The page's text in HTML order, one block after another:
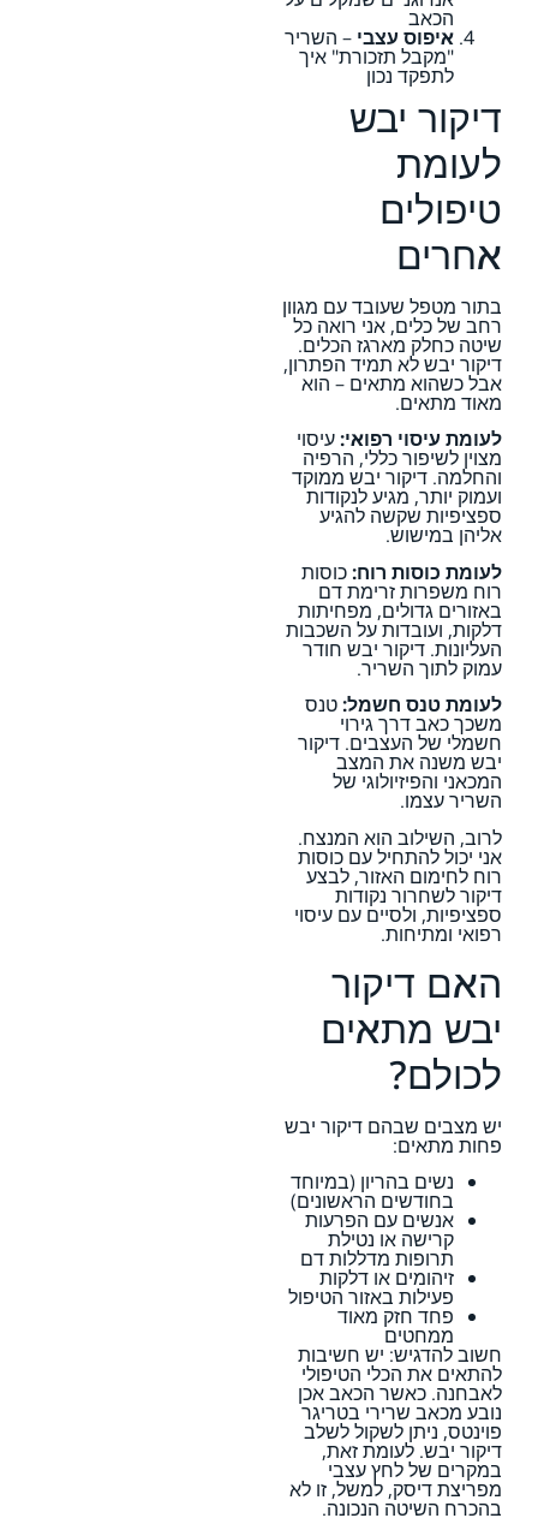
הכאב
איפוס עצבי – השריר
"מקבל תזכורת" איך
לתפקד נכון
דיקור יבש
לעומת
טיפולים
אחרים
בתור מטפל שעובד עם מגוון
רחב של כלים, אני רואה כל
שיטה כחלק מארגז הכלים.
דיקור יבש לא תמיד הפתרון,
אבל כשהוא מתאים – הוא
מאוד מתאים.
לעומת עיסוי רפואי:עיסוי
מצוין לשיפור כללי, הרפיה
והחלמה. דיקור יבש ממוקד
ועמוק יותר, מגיע לנקודות
ספציפיות שקשה להגיע
אליהן במישוש.
לעומת כוסות רוח:כוסות
רוח משפרות זרימת דם
באזורים גדולים, מפחיתות
דלקות, ועובדות על השכבות
העליונות. דיקור יבש חודר
עמוק לתוך השריר.
לעומת טנס חשמל:טנס
משכך כאב דרך גירוי
חשמלי של העצבים. דיקור
יבש משנה את המצב
המכאני והפיזיולוגי של
השריר עצמו.
לרוב, השילוב הוא המנצח.
אני יכול להתחיל עם כוסות
רוח לחימום האזור, לבצע
דיקור לשחרור נקודות
ספציפיות, ולסיים עם עיסוי
רפואי ומתיחות.
האם דיקור
יבש מתאים
לכולם?
יש מצבים שבהם דיקור יבש
פחות מתאים:
נשים בהריון (במיוחד
בחודשים הראשונים)
אנשים עם הפרעות
קרישה או נטילת
תרופות מדללות דם
זיהומים או דלקות
פעילות באזור הטיפול
פחד חזק מאוד
ממחטים
חשוב להדגיש: יש חשיבות
להתאים את הכלי הטיפולי
לאבחנה. כאשר הכאב אכן
נובע מכאב שרירי בטריגר
פוינטס, ניתן לשקול לשלב
דיקור יבש. לעומת זאת,
במקרים של לחץ עצבי
מפריצת דיסק, למשל, זו לא
בהכרח השיטה הנכונה.